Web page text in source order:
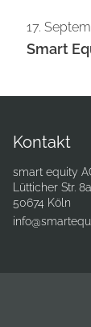
17.
Smart
Kontakt
smart equity
Lütticher Str. 8a
50674 Köln